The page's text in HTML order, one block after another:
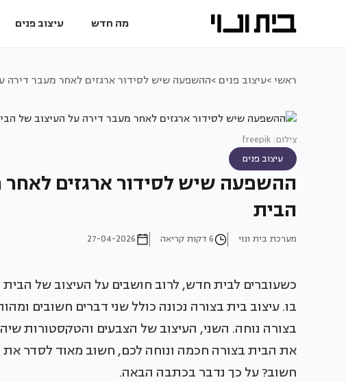
מה חדש עיצוב פנים
ראשי >עיצוב פנים >ההשפעה שיש לסידור ארגזים לאחר מעבר דירה
צילום: freepik
עיצוב פנים
ההשפעה שיש לסידור ארגזים לאחר
הבית
מערכת בית ונוי 6 דקות קריאה 27-04-2026
כשעוברים לבית חדש, לרוב חושבים על העיצוב של הבית
בו. עיצוב בית בצורה נכונה כולל שני דברים חשובים
בצורה נוחה. השני, העיצוב של הצבעים והטקסטורות
את הבית בצורה חכמה ונוחה לכם, חשוב מאוד לסדר
חשוב? על כך נדבר בכתבה הבאה.